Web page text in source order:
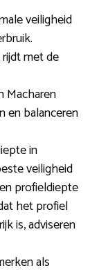
veiligheid
met de
Macharen
en balanceren
in
veiligheid
profieldiepte
het profiel
is, adviseren
als